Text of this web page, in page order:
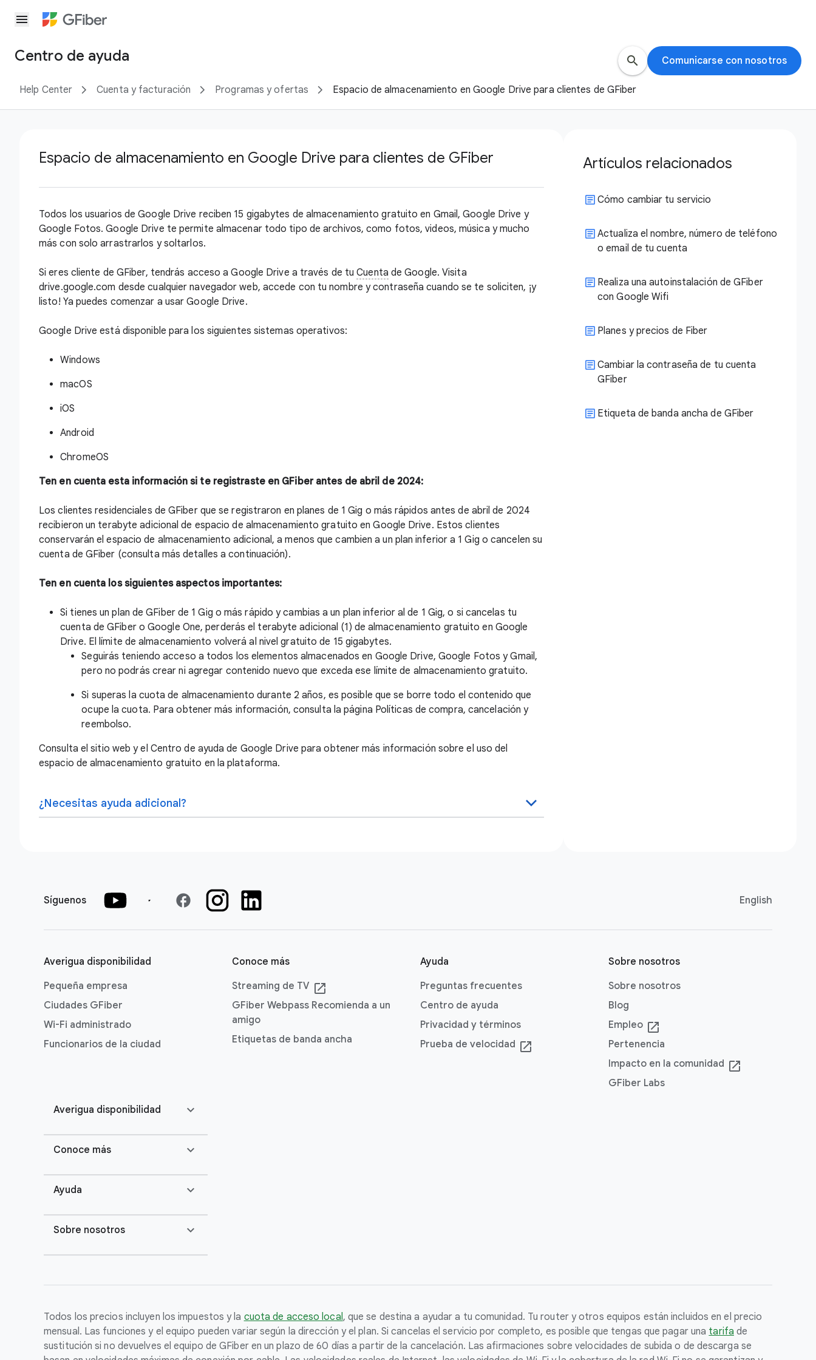
menu
Centro de ayuda search Comunicarse con nosotros
Help Center Cuenta y facturación Programas y ofertas Espacio de almacenamiento en Google Drive para clientes de GFiber
Espacio de almacenamiento en Google Drive para clientes de GFiber
Todos los usuarios de Google Drive reciben 15 gigabytes de almacenamiento gratuito en Gmail, Google Drive y
Google Fotos. Google Drive te permite almacenar todo tipo de archivos, como fotos, videos, música y mucho
más con solo arrastrarlos y soltarlos.
Si eres cliente de GFiber, tendrás acceso a Google Drive a través de tuCuenta de Google. Visita
drive.google.com desde cualquier navegador web, accede con tu nombre y contraseña cuando se te soliciten, ¡y
listo! Ya puedes comenzar a usar Google Drive.
Google Drive está disponible para los siguientes sistemas operativos:
Windows
macOS
iOS
Android
ChromeOS
Ten en cuenta esta información si te registraste en GFiber antes de abril de 2024:
Los clientes residenciales de GFiber que se registraron en planes de 1 Gig o más rápidos antes de abril de 2024
recibieron un terabyte adicional de espacio de almacenamiento gratuito en Google Drive. Estos clientes
conservarán el espacio de almacenamiento adicional, a menos que cambien a un plan inferior a 1 Gig o cancelen su
cuenta de GFiber (consulta más detalles a continuación).
Ten en cuenta los siguientes aspectos importantes:
Si tienes un plan de GFiber de 1 Gig o más rápido y cambias a un plan inferior al de 1 Gig, o si cancelas tu
cuenta de GFiber o Google One, perderás el terabyte adicional (1) de almacenamiento gratuito en Google
Drive. El límite de almacenamiento volverá al nivel gratuito de 15 gigabytes.
Seguirás teniendo acceso a todos los elementos almacenados en Google Drive, Google Fotos y Gmail,
pero no podrás crear ni agregar contenido nuevo que exceda ese límite de almacenamiento gratuito.
Si superas la cuota de almacenamiento durante 2 años, es posible que se borre todo el contenido que
ocupe la cuota. Para obtener más información, consulta la página Políticas de compra, cancelación y
reembolso.
Consulta elsitio web y el Centro de ayuda de Google Drive para obtener más información sobre el uso del
espacio de almacenamiento gratuito en la plataforma.
¿Necesitas ayuda adicional?
Artículos relacionados
Cómo cambiar tu servicio
Actualiza el nombre, número de teléfono
o email de tu cuenta
​Realiza una autoinstalación de GFiber
con Google Wifi
Planes y precios de Fiber
Cambiar la contraseña de tu cuenta
GFiber
Etiqueta de banda ancha de GFiber
Síguenos facebook English
Averigua disponibilidad
Pequeña empresa
Ciudades GFiber
Wi-Fi administrado
Funcionarios de la ciudad
Conoce más
Streaming de TV launch
GFiber Webpass Recomienda a un
amigo
Etiquetas de banda ancha
Ayuda
Preguntas frecuentes
Centro de ayuda
Privacidad y términos
Prueba de velocidad launch
Sobre nosotros
Sobre nosotros
Blog
Empleo launch
Pertenencia
Impacto en la comunidad launch
GFiber Labs
Averigua disponibilidad expand_more
Conoce más expand_more
Ayuda expand_more
Sobre nosotros expand_more
Todos los precios incluyen los impuestos y la cuota de acceso local, que se destina a ayudar a tu comunidad. Tu router y otros equipos están incluidos en el precio
mensual. Las funciones y el equipo pueden variar según la dirección y el plan. Si cancelas el servicio por completo, es posible que tengas que pagar una tarifa de
sustitución si no devuelves el equipo de GFiber en un plazo de 60 días a partir de la cancelación. Las afirmaciones sobre velocidades de subida o de descarga se